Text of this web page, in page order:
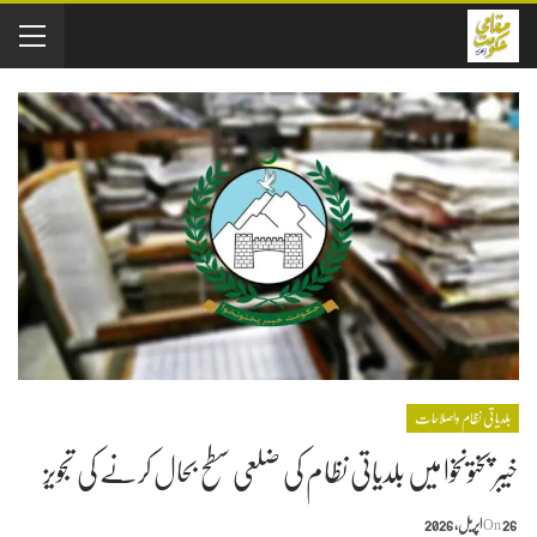
بلدیاتی نظام واصلاحات
خیبر پختونخوا میں بلدیاتی نظام کی ضلعی سطح بحال کرنے کی تجویز
On 26 اپریل, 2026